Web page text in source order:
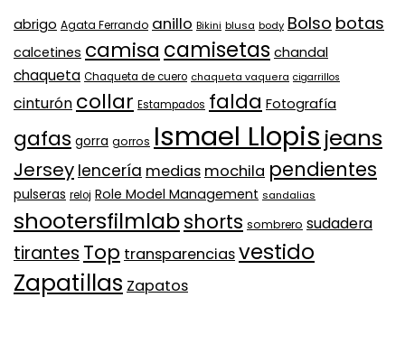
abrigo Agata Ferrando anillo Bikini blusa body Bolso botas
calcetines camisa camisetas chandal
chaqueta Chaqueta de cuero chaqueta vaquera cigarrillos
cinturón collar Estampados falda Fotografía
gafas gorra gorros Ismael Llopis jeans
Jersey lencería medias mochila pendientes
pulseras reloj Role Model Management sandalias
shootersfilmlabshorts sombrero sudadera
tirantes Top transparenciasvestido
Zapatillas Zapatos